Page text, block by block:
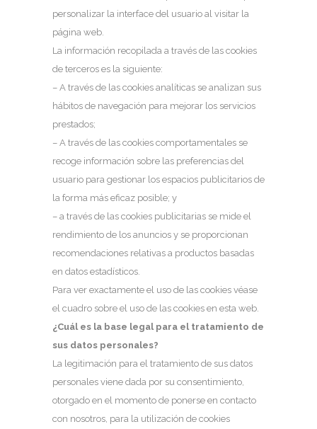
personalizar la interface del usuario al visitar la
página web.
La información recopilada a través de las cookies
de terceros es la siguiente:
– A través de las cookies analíticas se analizan sus
hábitos de navegación para mejorar los servicios
prestados;
– A través de las cookies comportamentales se
recoge información sobre las preferencias del
usuario para gestionar los espacios publicitarios de
la forma más eficaz posible; y
– a través de las cookies publicitarias se mide el
rendimiento de los anuncios y se proporcionan
recomendaciones relativas a productos basadas
en datos estadísticos.
Para ver exactamente el uso de las cookies véase
el cuadro sobre el uso de las cookies en esta web.
¿Cuál es la base legal para el tratamiento de
sus datos personales?
La legitimación para el tratamiento de sus datos
personales viene dada por su consentimiento,
otorgado en el momento de ponerse en contacto
con nosotros, para la utilización de cookies